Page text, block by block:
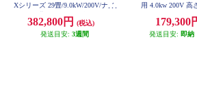
Xシリーズ 29畳/9.0kW/200V/ナノ
付/W/2026年度★大型配送対象商品
CS-X906D2-ESET
382,800円
(税込)
発送目安: 3週間
用 4.0kw 200V 高
179,300
発送目安: 即納